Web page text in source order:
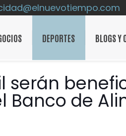
DEPORTES BLOGS Y
serán
Banco de